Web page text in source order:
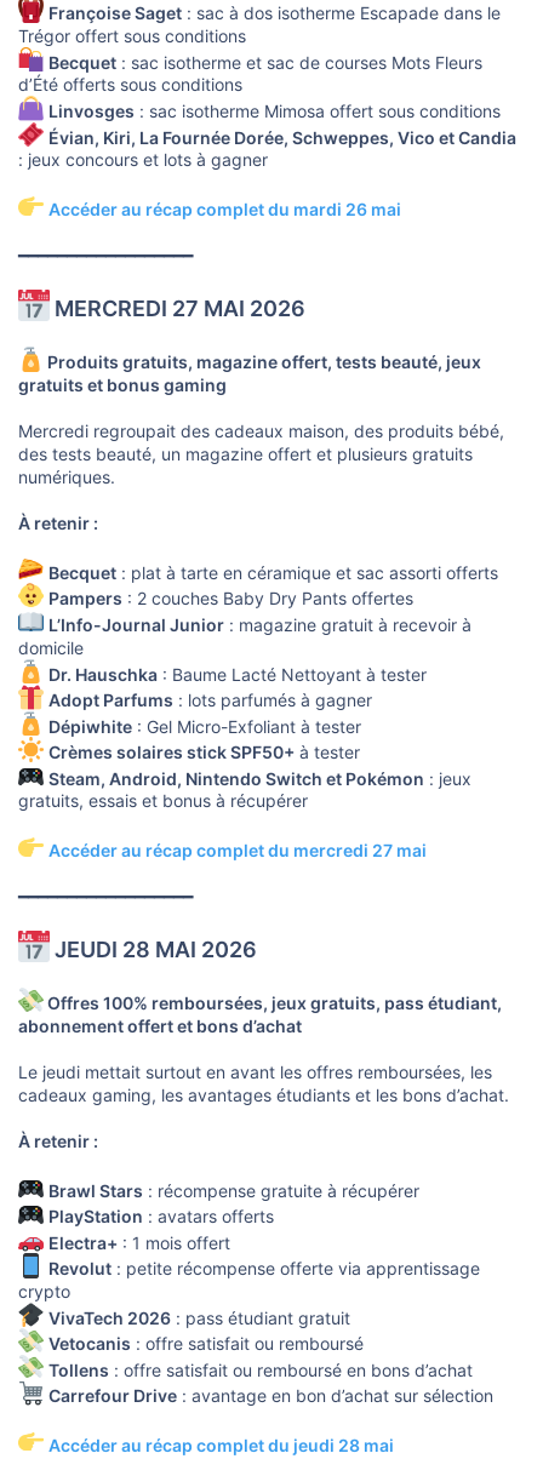
Françoise Saget: sac à dos isotherme Escapade dans le
Trégor offert sous conditions
Becquet: sac isotherme et sac de courses Mots Fleurs
d’Été offerts sous conditions
Linvosges : sac isotherme Mimosa offert sous conditions
Évian, Kiri, La Fournée Dorée, Schweppes, Vico et Candia
: jeux concours et lots à gagner
Accéder au récap complet du mardi 26 mai
━━━━━━━━━━━━━━━━━━
MERCREDI 27 MAI 2026
Produits gratuits, magazine offert, tests beauté, jeux
gratuits et bonus gaming
Mercredi regroupait des cadeaux maison, des produits bébé,
des tests beauté, un magazine offert et plusieurs gratuits
numériques.
À retenir :
Becquet: plat à tarte en céramique et sac assorti offerts
Pampers : 2 couches Baby Dry Pants offertes
L’Info-Journal Junior: magazine gratuit à recevoir à
domicile
Dr. Hauschka: Baume Lacté Nettoyant à tester
Adopt Parfums : lots parfumés à gagner
Dépiwhite: Gel Micro-Exfoliant à tester
Crèmes solaires stick SPF50+à tester
Steam, Android, Nintendo Switch et Pokémon : jeux
gratuits, essais et bonus à récupérer
Accéder au récap complet du mercredi 27 mai
━━━━━━━━━━━━━━━━━━
JEUDI 28 MAI 2026
Offres 100% remboursées, jeux gratuits, pass étudiant,
abonnement offert et bons d’achat
Le jeudi mettait surtout en avant les offres remboursées, les
cadeaux gaming, les avantages étudiants et les bons d’achat.
À retenir :
Brawl Stars : récompense gratuite à récupérer
PlayStation : avatars offerts
Electra+ : 1 mois offert
Revolut: petite récompense offerte via apprentissage
crypto
VivaTech 2026: pass étudiant gratuit
Vetocanis : offre satisfait ou remboursé
Tollens : offre satisfait ou remboursé en bons d’achat
Carrefour Drive: avantage en bon d’achat sur sélection
Accéder au récap complet du jeudi 28 mai